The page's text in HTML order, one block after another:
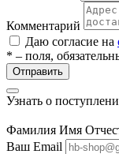
Комментарий
Даю согласие на
* – поля,
Отправить
Узнать о
Фамилия Имя
Ваш Email